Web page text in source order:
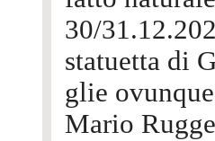
30/
statuetta di
glie
Mario